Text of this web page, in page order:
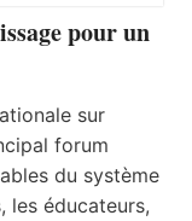
pour un
sur
forum
du système
les éducateurs,